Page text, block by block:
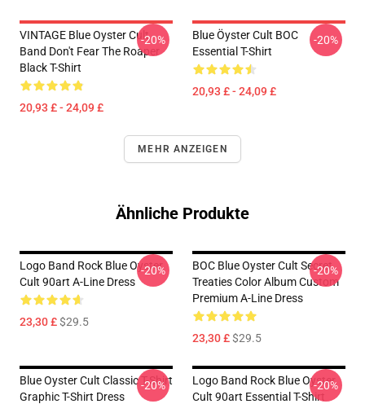
VINTAGE Blue Oyster Cult
Band Don't Fear The Roaper
Black T-Shirt
20,93 £ - 24,09 £
-20%
Blue Öyster Cult BOC
Essential T-Shirt
20,93 £ - 24,09 £
-20%
MEHR ANZEIGEN
Ähnliche Produkte
Logo Band Rock Blue Oyster
Cult 90art A-Line Dress
23,30 £$29.5
-20%
BOC Blue Oyster Cult Secret
Treaties Color Album Custom
Premium A-Line Dress
23,30 £$29.5
-20%
Blue Oyster Cult Classic T-Shirt
Graphic T-Shirt Dress
-20%
Logo Band Rock Blue Oyster
Cult 90art Essential T-Shirt
-20%